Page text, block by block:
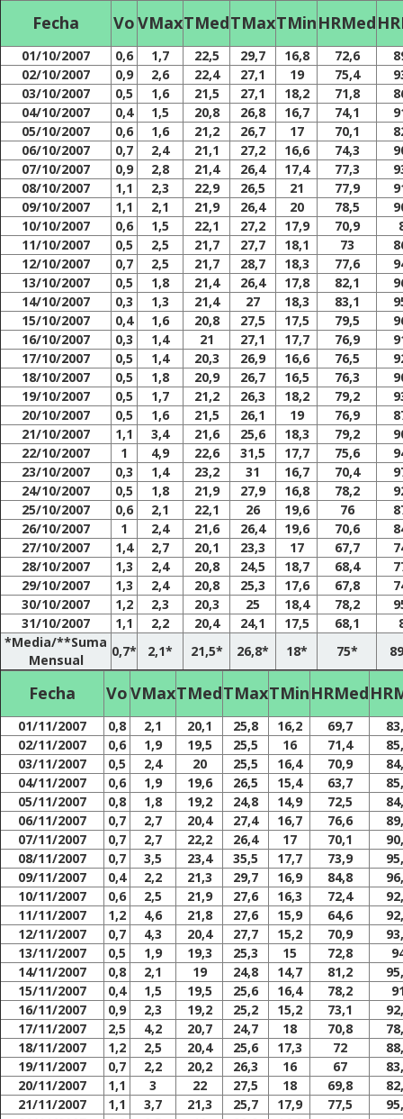
Fecha VoVMaxTMedTMaxTMinHRMed
01/10/2007 0,6 1,7 22,5 29,7 16,8 72,6
02/10/2007
0,9 2,6 22,4 27,1 19 75,4
03/10/2007
0,5 1,6 21,5 27,1 18,2 71,8
04/10/2007
0,4 1,5 20,8 26,8 16,7 74,1
05/10/2007
0,6 1,6 21,2 26,7 17 70,1
06/10/2007
0,7 2,4 21,1 27,2 16,6 74,3
07/10/2007
0,9 2,8 21,4 26,4 17,4 77,3
08/10/2007
1,1 2,3 22,9 26,5 21 77,9
09/10/2007
1,1 2,1 21,9 26,4 20 78,5
10/10/2007
0,6 1,5 22,1 27,2 17,9 70,9
11/10/2007
0,5 2,5 21,7 27,7 18,1 73
12/10/2007
0,7 2,5 21,7 28,7 18,3 77,6
13/10/2007
0,5 1,8 21,4 26,4 17,8 82,1
14/10/2007
0,3 1,3 21,4 27 18,3 83,1
15/10/2007
0,4 1,6 20,8 27,5 17,5 79,5
16/10/2007
0,3 1,4 21 27,1 17,7 76,9
17/10/2007
0,5 1,4 20,3 26,9 16,6 76,5
18/10/2007
0,5 1,8 20,9 26,7 16,5 76,3
19/10/2007
0,5 1,7 21,2 26,3 18,2 79,2
20/10/2007
0,5 1,6 21,5 26,1 19 76,9
21/10/2007
1,1 3,4 21,6 25,6 18,3 79,2
22/10/2007
1 4,9 22,6 31,5 17,7 75,6
23/10/2007
0,3 1,4 23,2 31 16,7 70,4
24/10/2007
0,5 1,8 21,9 27,9 16,8 78,2
25/10/2007
0,6 2,1 22,1 26 19,6 76
26/10/2007
1 2,4 21,6 26,4 19,6 70,6
27/10/2007
1,4 2,7 20,1 23,3 17 67,7
28/10/2007
1,3 2,4 20,8 24,5 18,7 68,4
29/10/2007
1,3 2,4 20,8 25,3 17,6 67,8
30/10/2007
1,2 2,3 20,3 25 18,4 78,2
31/10/2007
1,1 2,2 20,4 24,1 17,5 68,1
*Media/**Suma
Mensual
0,7* 2,1* 21,5* 26,8* 18* 75*
Fecha VoVMaxTMedTMaxTMinHRMed
01/11/2007 0,8 2,1 20,1 25,8 16,2 69,7
02/11/2007
0,6 1,9 19,5 25,5 16 71,4
03/11/2007
0,5 2,4 20 25,5 16,4 70,9
04/11/2007
0,6 1,9 19,6 26,5 15,4 63,7
05/11/2007
0,8 1,8 19,2 24,8 14,9 72,5
06/11/2007
0,7 2,7 20,4 27,4 16,7 76,6
07/11/2007
0,7 2,7 22,2 26,4 17 70,1
08/11/2007
0,7 3,5 23,4 35,5 17,7 73,9
09/11/2007
0,4 2,2 21,3 29,7 16,9 84,8
10/11/2007
0,6 2,5 21,9 27,6 16,3 72,4
11/11/2007
1,2 4,6 21,8 27,6 15,9 64,6
12/11/2007
0,7 4,3 20,4 27,7 15,2 70,9
13/11/2007
0,5 1,9 19,3 25,3 15 72,8
14/11/2007
0,8 2,1 19 24,8 14,7 81,2
15/11/2007
0,4 1,5 19,5 25,6 16,4 78,2
16/11/2007
0,9 2,3 19,2 25,2 15,2 73,1
17/11/2007
2,5 4,2 20,7 24,7 18 70,8
18/11/2007
1,2 2,5 20,4 25,6 17,3 72
19/11/2007
0,7 2,2 20,2 26,3 16 67
20/11/2007
1,1 3 22 27,5 18 69,8
21/11/2007
1,1 3,7 21,3 25,7 17,9 77,5